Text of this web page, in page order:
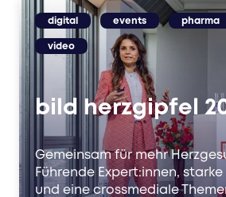
digital events pharma
video
bild herzgipfel
Gemeinsam für mehr
Führende Expert:innen,
und eine crossmediale